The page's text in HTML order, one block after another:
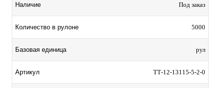
Наличие Под заказ
Количество в рулоне 5000
Базовая единица рул
Артикул TТ-12-13115-5-2-0